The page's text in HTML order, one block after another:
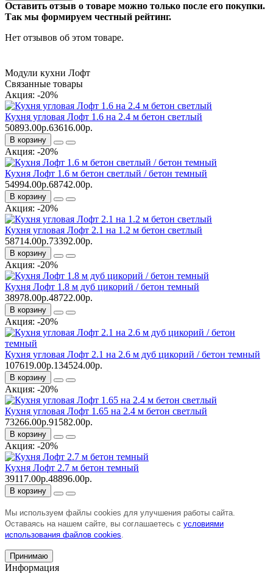
Оставить отзыв о товаре можно только после его покупки.
Так мы формируем честный рейтинг.
Нет отзывов об этом товаре.
Модули кухни Лофт
Связанные товары
Акция: -20%
Кухня угловая Лофт 1.6 на 2.4 м бетон светлый
50893.00р.63616.00р.
В корзину
Акция: -20%
Кухня Лофт 1.6 м бетон светлый / бетон темный
54994.00р.68742.00р.
В корзину
Акция: -20%
Кухня угловая Лофт 2.1 на 1.2 м бетон светлый
58714.00р.73392.00р.
В корзину
Акция: -20%
Кухня Лофт 1.8 м дуб цикорий / бетон темный
38978.00р.48722.00р.
В корзину
Акция: -20%
Кухня угловая Лофт 2.1 на 2.6 м дуб цикорий / бетон темный
107619.00р.134524.00р.
В корзину
Акция: -20%
Кухня угловая Лофт 1.65 на 2.4 м бетон светлый
73266.00р.91582.00р.
В корзину
Акция: -20%
Кухня Лофт 2.7 м бетон темный
39117.00р.48896.00р.
В корзину
Мы используем файлы cookies для улучшения работы сайта.
Оставаясь на нашем сайте, вы соглашаетесь с условиями
использования файлов cookies.
Принимаю
Информация